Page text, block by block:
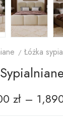
Łóżka
zł –